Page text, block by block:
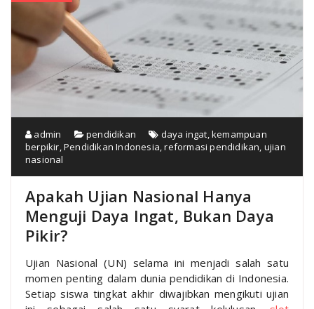
admin pendidikan daya ingat,kemampuan
berpikir,Pendidikan Indonesia,reformasi pendidikan, ujian
nasional
Apakah Ujian Nasional Hanya
Menguji Daya Ingat, Bukan Daya
Pikir?
Ujian Nasional (UN) selama ini menjadi salah satu
momen penting dalam dunia pendidikan di Indonesia.
Setiap siswa tingkat akhir diwajibkan mengikuti ujian